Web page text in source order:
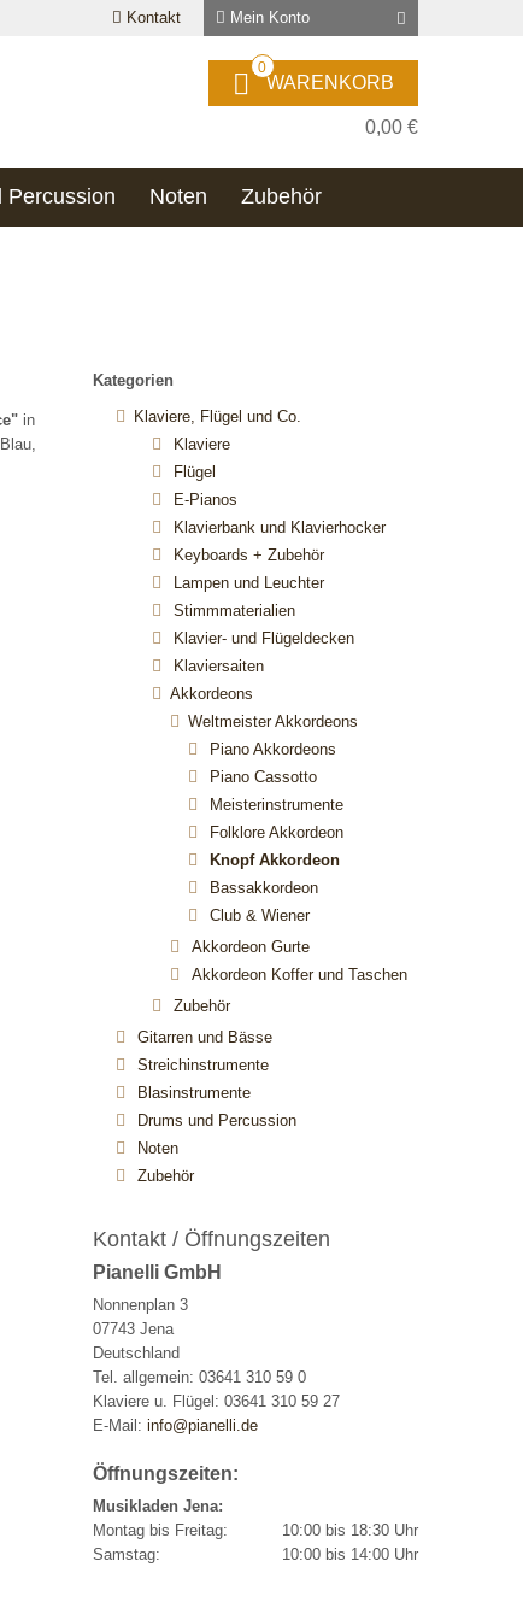
Kontakt Mein Konto
WARENKORB
0
0,00 €
Percussion Noten Zubehör
in
Kategorien
Klaviere, Flügel und Co.
Klaviere
Flügel
E-Pianos
Klavierbank und Klavierhocker
Keyboards + Zubehör
Lampen und Leuchter
Stimmmaterialien
Klavier- und Flügeldecken
Klaviersaiten
Akkordeons
Weltmeister Akkordeons
Piano Akkordeons
Piano Cassotto
Meisterinstrumente
Folklore Akkordeon
Knopf Akkordeon
Bassakkordeon
Club & Wiener
Akkordeon Gurte
Akkordeon Koffer und Taschen
Zubehör
Gitarren und Bässe
Streichinstrumente
Blasinstrumente
Drums und Percussion
Noten
Zubehör
Kontakt / Öffnungszeiten
Pianelli GmbH
Nonnenplan 3
07743 Jena
Deutschland
Tel. allgemein: 03641 310 59 0
Klaviere u. Flügel: 03641 310 59 27
E-Mail: info@pianelli.de
Öffnungszeiten:
Musikladen Jena:
Montag bis Freitag:
10:00 bis 18:30 Uhr
Samstag:
10:00 bis 14:00 Uhr